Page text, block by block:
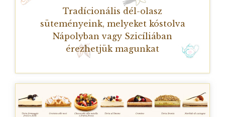
Tradícionális dél-olasz
süteményeink, melyeket kóstolva
Nápolyban vagy Szicíliában
érezhetjük magunkat